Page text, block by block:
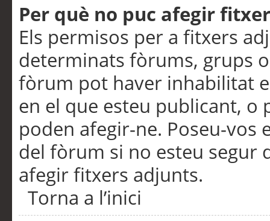
Per què no puc afegir
Els permisos per a fitxers
determinats fòrums, grups
fòrum pot haver inhabilitat
en el que esteu publicant,
poden afegir-ne. Poseu-vos
del fòrum si no esteu segur
afegir fitxers adjunts.
Torna a l’inici